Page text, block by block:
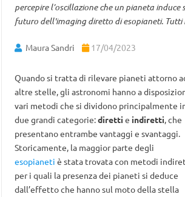
percepire l’oscillazione che un pianeta
futuro dell'imaging diretto di esopianeti. Tutti
Maura Sandri 17/04/2023
Quando si tratta di rilevare pianeti attorno
altre stelle, gli astronomi hanno a
vari metodi che si dividono principalmente
due grandi categorie:diretti e indiretti, che
presentano entrambe vantaggi e svantaggi.
Storicamente, la maggior parte degli
esopianeti è stata trovata con metodi
per i quali la presenza dei pianeti si deduce
dall’effetto che hanno sul moto della stella